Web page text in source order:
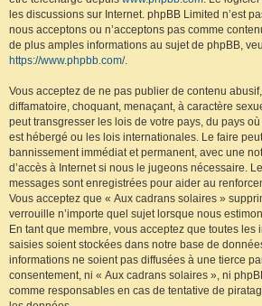
les discussions sur Internet. phpBB Limited n’est
nous acceptons ou n’acceptons pas comme
de plus amples informations au sujet de phpBB,
https://www.phpbb.com/.
Vous acceptez de ne pas publier de contenu
diffamatoire, choquant, menaçant, à caractère
peut transgresser les lois de votre pays, du pays
est hébergé ou les lois internationales. Le faire
bannissement immédiat et permanent, avec une
d’accès à Internet si nous le jugeons nécessaire.
messages sont enregistrées pour aider au
Vous acceptez que « Aux cadrans solaires »
verrouille n’importe quel sujet lorsque nous
En tant que membre, vous acceptez que toutes les
saisies soient stockées dans notre base de
informations ne soient pas diffusées à une tierce
consentement, ni « Aux cadrans solaires », ni
comme responsables en cas de tentative de